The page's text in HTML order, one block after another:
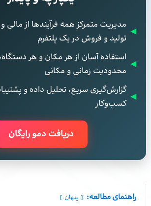
◀
مدیریت متمرکز همه فرآیندها از مالی و
تولید و فروش در یک پلتفرم
◀
استفاده آسان از هر مکان و هر
محدودیت زمانی و مکانی
◀
گزارش‌گیری سریع، تحلیل داده و
کسب‌وکار
دریافت دمو رایگان
راهنمای مطالعه: پنهان